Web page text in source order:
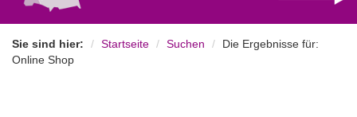
Sie sind hier: Startseite Suchen
Die Ergebnisse für:
Online Shop